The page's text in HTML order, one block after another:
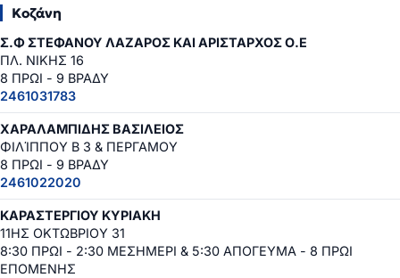
Κοζάνη
Σ.Φ ΣΤΕΦΑΝΟΥ ΛΑΖΑΡΟΣ ΚΑΙ ΑΡΙΣΤΑΡΧΟΣ Ο.Ε
ΠΛ. ΝΙΚΗΣ 16
8 ΠΡΩΙ - 9 ΒΡΑΔΥ
2461031783
ΧΑΡΑΛΑΜΠΙΔΗΣ ΒΑΣΙΛΕΙΟΣ
ΦΙΛΊΠΠΟΥ Β 3 & ΠΕΡΓΑΜΟΥ
8 ΠΡΩΙ - 9 ΒΡΑΔΥ
2461022020
ΚΑΡΑΣΤΕΡΓΙΟΥ ΚΥΡΙΑΚΗ
11ΗΣ ΟΚΤΩΒΡΙΟΥ 31
8:30 ΠΡΩΙ - 2:30 ΜΕΣΗΜΕΡΙ & 5:30 ΑΠΟΓΕΥΜΑ - 8 ΠΡΩΙ
ΕΠΟΜΕΝΗΣ